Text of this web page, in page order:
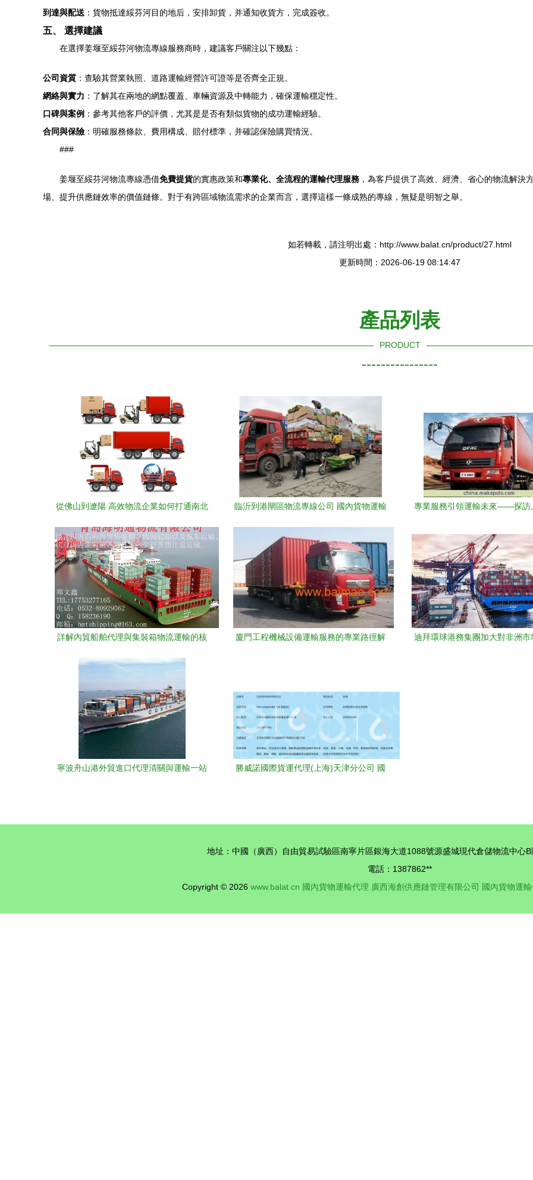
到達與配送 ：貨物抵達綏芬河目的地后，安排卸貨，并通知收貨方，完成簽收。
五、 選擇建議
在選擇姜堰至綏芬河物流專線服務商時，建議客戶關注以下幾點：
公司資質 ：查驗其營業執照、道路運輸經營許可證等是否齊全正規。
網絡與實力 ：了解其在兩地的網點覆蓋、車輛資源及中轉能力，確保運輸穩定性。
口碑與案例 ：參考其他客戶的評價，尤其是是否有類似貨物的成功運輸經驗。
合同與保險 ：明確服務條款、費用構成、賠付標準，并確認保險購買情況。
###
姜堰至綏芬河物流專線憑借免費提貨的實惠政策和專業化、全流程的運輸代理服務 ，為客戶提供了高效、經濟、省心的物流解
場、提升供應鏈效率的價值鏈條。對于有跨區域物流需求的企業而言，選擇這樣一條成熟的專線，無疑是明智之舉。
如若轉載，請注明出處：http://www.balat.cn/product/27.html
更新時間：2026-06-19 08:14:47
產品列表
PRODUCT
----------------
從佛山到遼陽 高效物流企業如何打通南北
臨沂到港閘區物流專線公司 國內貨物運輸
專業服務引領運輸未來——探訪
詳解內貿船舶代理與集裝箱物流運輸的核
廈門工程機械設備運輸服務的專業路徑解
迪拜環球港務集團加大對非洲市
寧波舟山港外貿進口代理清關與運輸一站
勝威諾國際貨運代理(上海)天津分公司 國
地址：中國（廣西）自由貿易試驗區南寧片區銀海大道1088號源盛城現代倉儲物流中心
電話：1387862**
Copyright © 2026 www.balat.cn 國內貨物運輸代理 廣西海創供應鏈管理有限公司 國內貨物運